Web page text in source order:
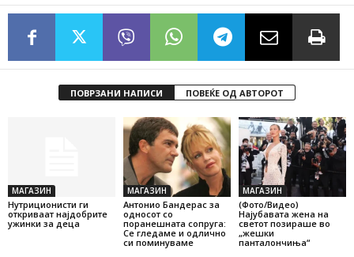
ПОВРЗАНИ НАПИСИ ПОВЕЌЕ ОД АВТОРОТ
МАГАЗИН
Нутриционисти ги
откриваат најдобрите
ужинки за деца
МАГАЗИН
Антонио Бандерас за
односот со
поранешната сопруга:
Се гледаме и одлично
си поминуваме
МАГАЗИН
(Фото/Видео)
Најубавата жена на
светот позираше во
„жешки
панталончиња“